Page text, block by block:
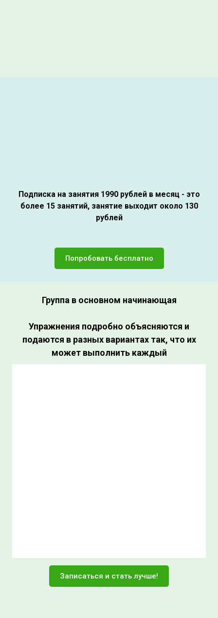
Подписка на занятия 1990 рублей в месяц - это
более 15 занятий, занятие выходит около 130
рублей
Попробовать бесплатно
Группа в основном начинающая
Упражнения подробно объясняются и
подаются в разных вариантах так, что их
может выполнить каждый
Записаться и стать лучше!